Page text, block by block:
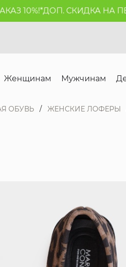
10%!*ДОП. СКИДКА НА
Женщинам Мужчинам
ОБУВЬ ЖЕНСКИЕ ЛОФЕРЫ